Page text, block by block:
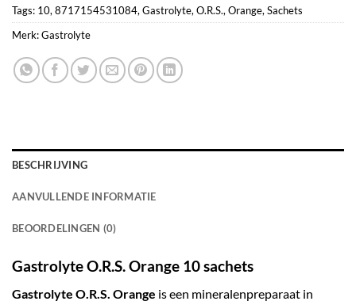
Tags: 10,8717154531084,Gastrolyte,O.R.S.,Orange,Sachets
Merk:Gastrolyte
BESCHRIJVING
AANVULLENDE INFORMATIE
BEOORDELINGEN (0)
Gastrolyte O.R.S. Orange 10 sachets
Gastrolyte O.R.S. Orange is een mineralenpreparaat in